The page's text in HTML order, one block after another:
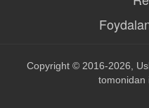
Copyright © 2016-2026,
tomonidan